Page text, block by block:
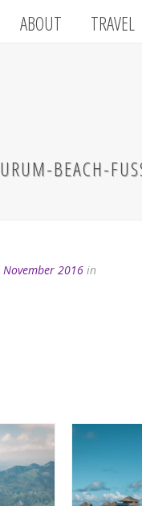
ABOUT TRAVEL
BEACH-
November 2016 in